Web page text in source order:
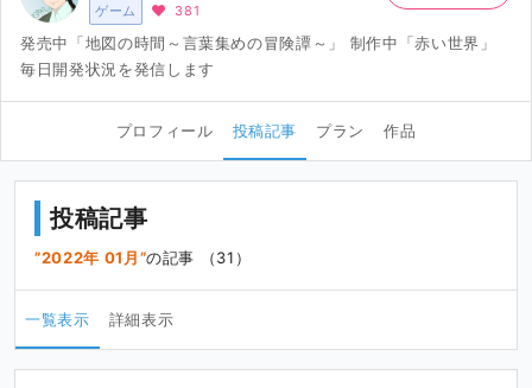
ゲーム 381
発売中「地図の時間～言葉集めの冒険譚～」 制作中「赤い世界」
毎日開発状況を発信します
プロフィール 投稿記事 プラン 作品
投稿記事
2022年 01月 の記事 （31）
一覧表示 詳細表示